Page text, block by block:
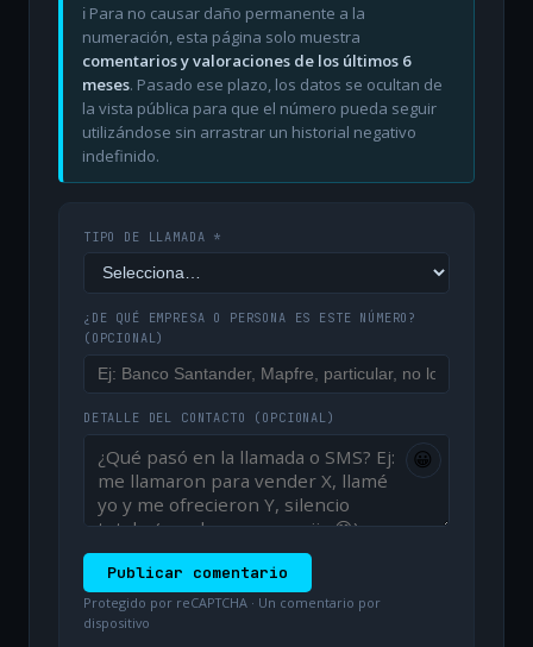
ℹ️ Para no causar daño permanente a la
numeración, esta página solo muestra
comentarios y valoraciones de los últimos 6
meses. Pasado ese plazo, los datos se ocultan de
la vista pública para que el número pueda seguir
utilizándose sin arrastrar un historial negativo
indefinido.
TIPO DE LLAMADA *
¿DE QUÉ EMPRESA O PERSONA ES ESTE NÚMERO?
(OPCIONAL)
DETALLE DEL CONTACTO (OPCIONAL)
😀
Publicar comentario
Protegido por reCAPTCHA · Un comentario por
dispositivo